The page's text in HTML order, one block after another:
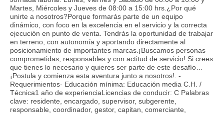
Martes, Miércoles y Jueves de 08:00 a 15:00 hrs.¿Por qué
unirte a nosotros?Porque formarás parte de un equipo
dinámico, con foco en la excelencia en el servicio y la correcta
ejecución en punto de venta. Tendrás la oportunidad de trabajar
en terreno, con autonomía y aportando directamente al
posicionamiento de importantes marcas.¡Buscamos personas
comprometidas, responsables y con actitud de servicio! Si crees
que tienes lo necesario y quieres ser parte de este desafío…
¡Postula y comienza esta aventura junto a nosotros!. -
Requerimientos- Educación mínima: Educación media C.H. /
Técnica1 año de experienciaLicencias de conducir: C Palabras
clave: residente, encargado, supervisor, subgerente,
responsable, coordinador, gestor, capitan, comerciante,